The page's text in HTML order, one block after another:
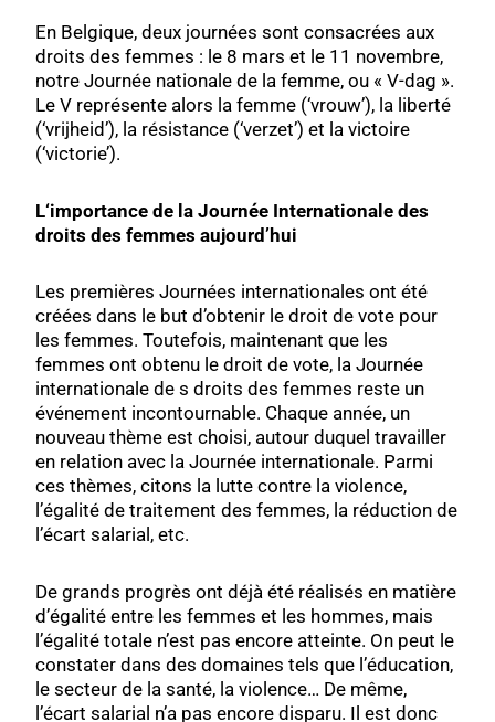
En Belgique, deux journées sont consacrées aux
droits des femmes : le 8 mars et le 11 novembre,
notre Journée nationale de la femme, ou « V-dag ».
Le V représente alors la femme (‘vrouw’), la liberté
(‘vrijheid’), la résistance (‘verzet’) et la victoire
(‘victorie’).
L‘importance de la Journée Internationale des
droits des femmes aujourd’hui
Les premières Journées internationales ont été
créées dans le but d’obtenir le droit de vote pour
les femmes. Toutefois, maintenant que les
femmes ont obtenu le droit de vote, la Journée
internationale de s droits des femmes reste un
événement incontournable. Chaque année, un
nouveau thème est choisi, autour duquel travailler
en relation avec la Journée internationale. Parmi
ces thèmes, citons la lutte contre la violence,
l’égalité de traitement des femmes, la réduction de
l’écart salarial, etc.
De grands progrès ont déjà été réalisés en matière
d’égalité entre les femmes et les hommes, mais
l’égalité totale n’est pas encore atteinte. On peut le
constater dans des domaines tels que l’éducation,
le secteur de la santé, la violence… De même,
l’écart salarial n’a pas encore disparu. Il est donc